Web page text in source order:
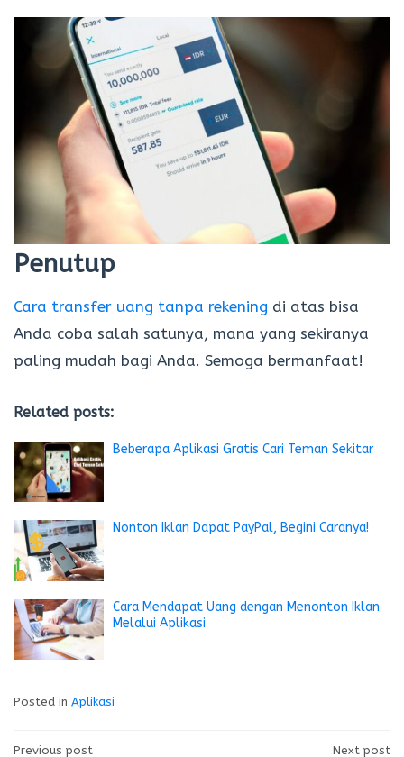
Penutup
Cara transfer uang tanpa rekening di atas bisa
Anda coba salah satunya, mana yang sekiranya
paling mudah bagi Anda. Semoga bermanfaat!
Related posts:
Beberapa Aplikasi Gratis Cari Teman Sekitar
Nonton Iklan Dapat PayPal, Begini Caranya!
Cara Mendapat Uang dengan Menonton Iklan
Melalui Aplikasi
Posted in Aplikasi
Previous post Next post